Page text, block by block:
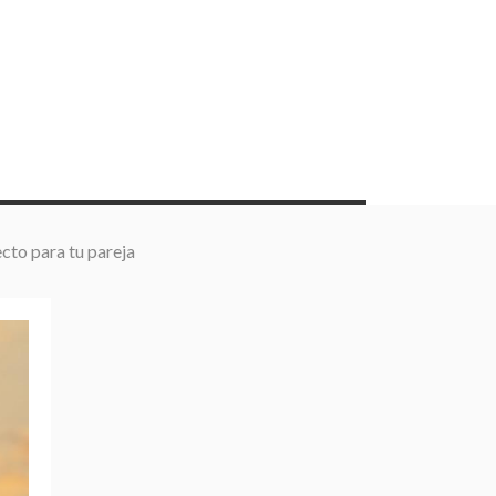
para tu pareja